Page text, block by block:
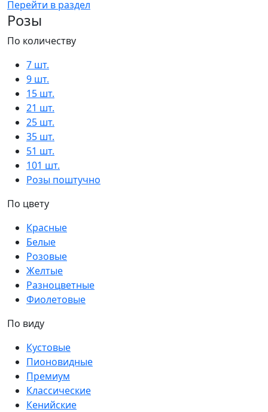
Перейти в раздел
Розы
По количеству
7 шт.
9 шт.
15 шт.
21 шт.
25 шт.
35 шт.
51 шт.
101 шт.
Розы поштучно
По цвету
Красные
Белые
Розовые
Желтые
Разноцветные
Фиолетовые
По виду
Кустовые
Пионовидные
Премиум
Классические
Кенийские